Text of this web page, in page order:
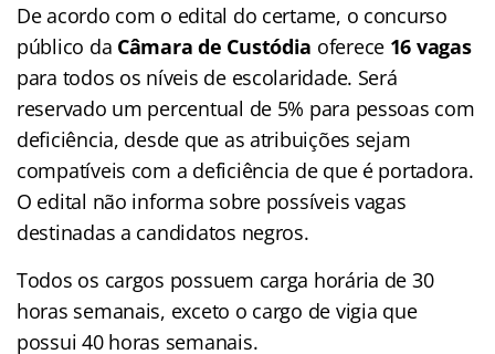
De acordo com o edital do certame, o concurso
público da Câmara de Custódia oferece 16 vagas
para todos os níveis de escolaridade. Será
reservado um percentual de 5% para pessoas com
deficiência, desde que as atribuições sejam
compatíveis com a deficiência de que é portadora.
O edital não informa sobre possíveis vagas
destinadas a candidatos negros.
Todos os cargos possuem carga horária de 30
horas semanais, exceto o cargo de vigia que
possui 40 horas semanais.